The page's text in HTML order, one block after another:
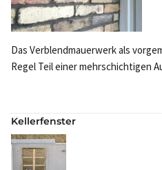
Das Verblendmauerwerk als
Regel Teil einer mehrschichtigen
Kellerfenster